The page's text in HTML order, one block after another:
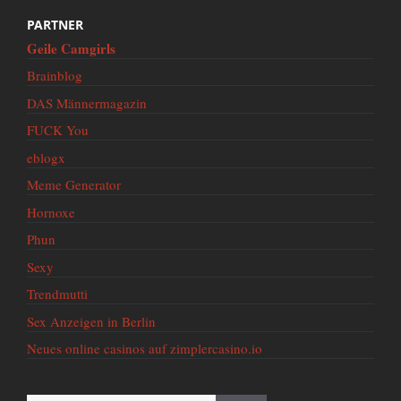
PARTNER
Geile Camgirls
Brainblog
DAS Männermagazin
FUCK You
eblogx
Meme Generator
Hornoxe
Phun
Sexy
Trendmutti
Sex Anzeigen in Berlin
Neues online casinos auf zimplercasino.io